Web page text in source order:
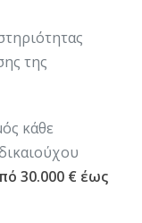
της
κάθε
30.000 € έως